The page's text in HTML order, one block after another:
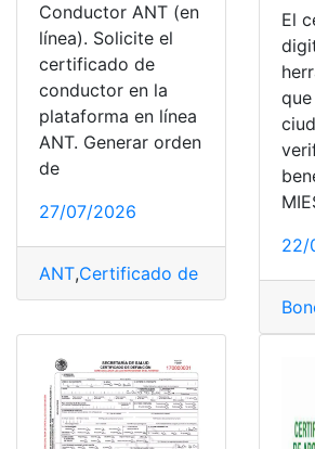
Conductor ANT (en
línea). Solicite el
certificado de
conductor en la
plataforma en línea
ANT. Generar orden
de
27/07/2026
ANT,Certificado de Conductor
El
22/